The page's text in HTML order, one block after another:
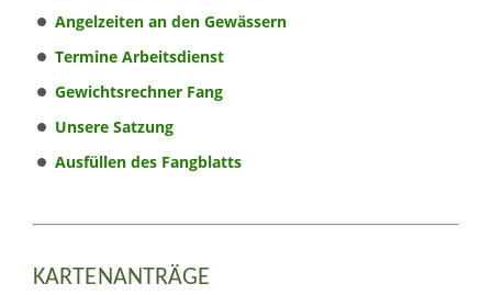
Angelzeiten an den Gewässern
Termine Arbeitsdienst
Gewichtsrechner Fang
Unsere Satzung
Ausfüllen des Fangblatts
KARTENANTRÄGE